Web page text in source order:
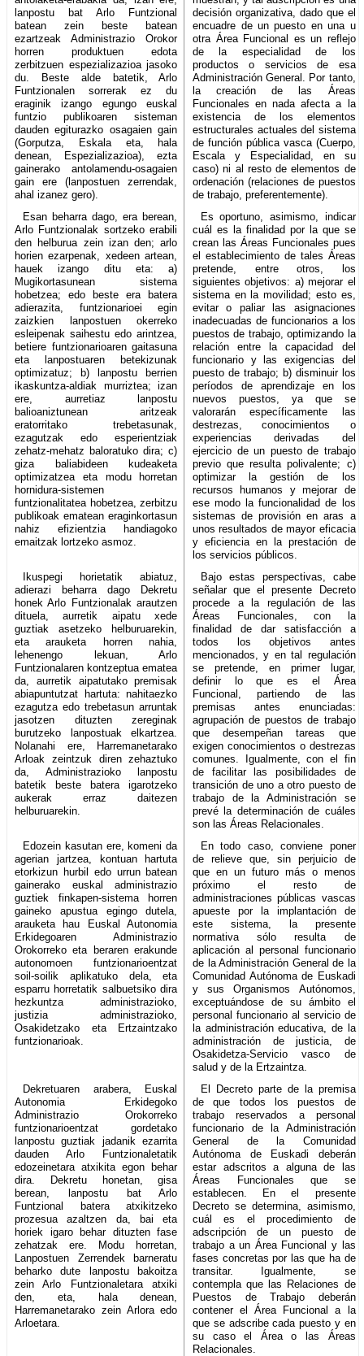
lanpostu bat Arlo Funtzional
batean zein beste batean
ezartzeak Administrazio Orokor
horren produktuen edota
zerbitzuen espezializazioa jasoko
du. Beste alde batetik, Arlo
Funtzionalen sorrerak ez du
eraginik izango egungo euskal
funtzio publikoaren sisteman
dauden egiturazko osagaien gain
(Gorputza, Eskala eta, hala
denean, Espezializazioa), ezta
gainerako antolamendu-osagaien
gain ere (lanpostuen zerrendak,
ahal izanez gero).
decisión organizativa, dado que el
encuadre de un puesto en una u
otra Área Funcional es un reflejo
de la especialidad de los
productos o servicios de esa
Administración General. Por tanto,
la creación de las Áreas
Funcionales en nada afecta a la
existencia de los elementos
estructurales actuales del sistema
de función pública vasca (Cuerpo,
Escala y Especialidad, en su
caso) ni al resto de elementos de
ordenación (relaciones de puestos
de trabajo, preferentemente).
Esan beharra dago, era berean,
Arlo Funtzionalak sortzeko erabili
den helburua zein izan den; arlo
horien ezarpenak, xedeen artean,
hauek izango ditu eta: a)
Mugikortasunean sistema
hobetzea; edo beste era batera
adierazita, funtzionarioei egin
zaizkien lanpostuen okerreko
esleipenak saihestu edo arintzea,
betiere funtzionarioaren gaitasuna
eta lanpostuaren betekizunak
optimizatuz; b) lanpostu berrien
ikaskuntza-aldiak murriztea; izan
ere, aurretiaz lanpostu
balioaniztunean aritzeak
eratorritako trebetasunak,
ezagutzak edo esperientziak
zehatz-mehatz baloratuko dira; c)
giza baliabideen kudeaketa
optimizatzea eta modu horretan
hornidura-sistemen
funtzionalitatea hobetzea, zerbitzu
publikoak ematean eraginkortasun
nahiz efizientzia handiagoko
emaitzak lortzeko asmoz.
Es oportuno, asimismo, indicar
cuál es la finalidad por la que se
crean las Áreas Funcionales pues
el establecimiento de tales Áreas
pretende, entre otros, los
siguientes objetivos: a) mejorar el
sistema en la movilidad; esto es,
evitar o paliar las asignaciones
inadecuadas de funcionarios a los
puestos de trabajo, optimizando la
relación entre la capacidad del
funcionario y las exigencias del
puesto de trabajo; b) disminuir los
períodos de aprendizaje en los
nuevos puestos, ya que se
valorarán específicamente las
destrezas, conocimientos o
experiencias derivadas del
ejercicio de un puesto de trabajo
previo que resulta polivalente; c)
optimizar la gestión de los
recursos humanos y mejorar de
ese modo la funcionalidad de los
sistemas de provisión en aras a
unos resultados de mayor eficacia
y eficiencia en la prestación de
los servicios públicos.
Ikuspegi horietatik abiatuz,
adierazi beharra dago Dekretu
honek Arlo Funtzionalak arautzen
dituela, aurretik aipatu xede
guztiak asetzeko helburuarekin,
eta arauketa horren nahia,
lehenengo lekuan, Arlo
Funtzionalaren kontzeptua ematea
da, aurretik aipatutako premisak
abiapuntutzat hartuta: nahitaezko
ezagutza edo trebetasun arruntak
jasotzen dituzten zereginak
burutzeko lanpostuak elkartzea.
Nolanahi ere, Harremanetarako
Arloak zeintzuk diren zehaztuko
da, Administrazioko lanpostu
batetik beste batera igarotzeko
aukerak erraz daitezen
helburuarekin.
Bajo estas perspectivas, cabe
señalar que el presente Decreto
procede a la regulación de las
Áreas Funcionales, con la
finalidad de dar satisfacción a
todos los objetivos antes
mencionados, y en tal regulación
se pretende, en primer lugar,
definir lo que es el Área
Funcional, partiendo de las
premisas antes enunciadas:
agrupación de puestos de trabajo
que desempeñan tareas que
exigen conocimientos o destrezas
comunes. Igualmente, con el fin
de facilitar las posibilidades de
transición de uno a otro puesto de
trabajo de la Administración se
prevé la determinación de cuáles
son las Áreas Relacionales.
Edozein kasutan ere, komeni da
agerian jartzea, kontuan hartuta
etorkizun hurbil edo urrun batean
gainerako euskal administrazio
guztiek finkapen-sistema horren
gaineko apustua egingo dutela,
arauketa hau Euskal Autonomia
Erkidegoaren Administrazio
Orokorreko eta beraren erakunde
autonomoen funtzionarioentzat
soil-soilik aplikatuko dela, eta
esparru horretatik salbuetsiko dira
hezkuntza administrazioko,
justizia administrazioko,
Osakidetzako eta Ertzaintzako
funtzionarioak.
En todo caso, conviene poner
de relieve que, sin perjuicio de
que en un futuro más o menos
próximo el resto de
administraciones públicas vascas
apueste por la implantación de
este sistema, la presente
normativa sólo resulta de
aplicación al personal funcionario
de la Administración General de la
Comunidad Autónoma de Euskadi
y sus Organismos Autónomos,
exceptuándose de su ámbito el
personal funcionario al servicio de
la administración educativa, de la
administración de justicia, de
Osakidetza-Servicio vasco de
salud y de la Ertzaintza.
Dekretuaren arabera, Euskal
Autonomia Erkidegoko
Administrazio Orokorreko
funtzionarioentzat gordetako
lanpostu guztiak jadanik ezarrita
dauden Arlo Funtzionaletatik
edozeinetara atxikita egon behar
dira. Dekretu honetan, gisa
berean, lanpostu bat Arlo
Funtzional batera atxikitzeko
prozesua azaltzen da, bai eta
horiek igaro behar dituzten fase
zehatzak ere. Modu horretan,
Lanpostuen Zerrendek barneratu
beharko dute lanpostu bakoitza
zein Arlo Funtzionaletara atxiki
den, eta, hala denean,
Harremanetarako zein Arlora edo
Arloetara.
El Decreto parte de la premisa
de que todos los puestos de
trabajo reservados a personal
funcionario de la Administración
General de la Comunidad
Autónoma de Euskadi deberán
estar adscritos a alguna de las
Áreas Funcionales que se
establecen. En el presente
Decreto se determina, asimismo,
cuál es el procedimiento de
adscripción de un puesto de
trabajo a un Área Funcional y las
fases concretas por las que ha de
transitar. Igualmente, se
contempla que las Relaciones de
Puestos de Trabajo deberán
contener el Área Funcional a la
que se adscribe cada puesto y en
su caso el Área o las Áreas
Relacionales.